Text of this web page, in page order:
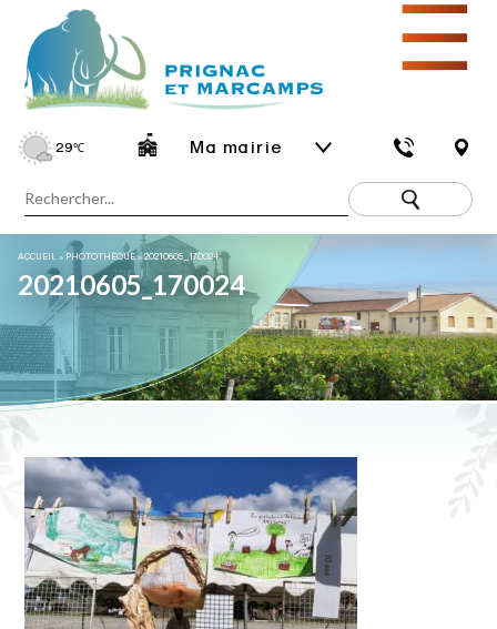
29℃ Ma mairie
☰
ACCUEIL » PHOTOTHÈQUE»20210605_170024
20210605_170024